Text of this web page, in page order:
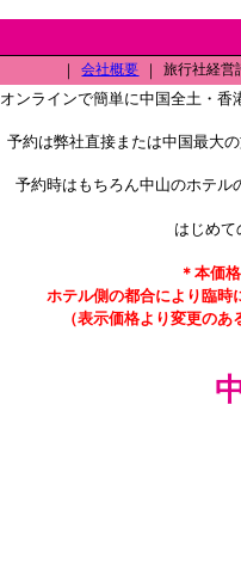
｜ 会社概要 ｜ 旅行社経営
オンラインで簡単に中国全土・
予約は弊社直接または中国最大
予約時はもちろん中山のホテ
はじめ
＊本価
ホテル側の都合により臨時
（表示価格より変更の